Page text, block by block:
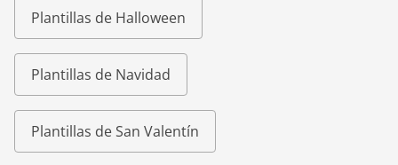
Plantillas de Halloween
Plantillas de Navidad
Plantillas de San Valentín